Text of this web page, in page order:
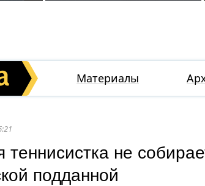
Материалы
теннисистка не
подданной